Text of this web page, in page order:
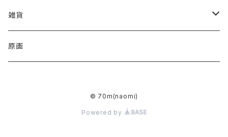
雑貨
アクリルキーホルダー
原画
© 70m(naomi)
Powered by